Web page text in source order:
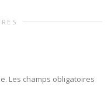
Les champs obligatoires